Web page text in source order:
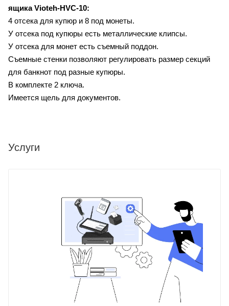
ящика Vioteh-HVC-10:
4 отсека для купюр и 8 под монеты.
У отсека под купюры есть металлические клипсы.
У отсека для монет есть съемный поддон.
Съемные стенки позволяют регулировать размер секций
для банкнот под разные купюры.
В комплекте 2 ключа.
Имеется щель для документов.
Услуги